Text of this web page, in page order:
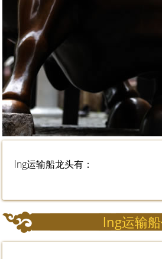
lng运输船龙头有：
lng运输